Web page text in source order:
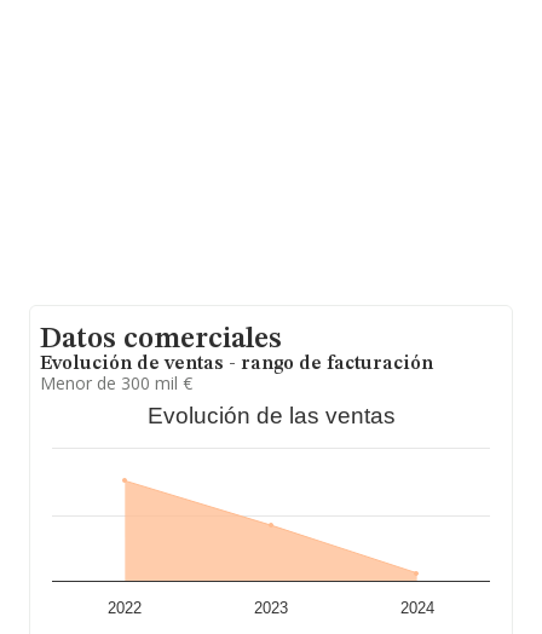
Datos comerciales
Evolución de ventas - rango de facturación
Menor de 300 mil €
Evolución de las ventas
2022 2023 2024